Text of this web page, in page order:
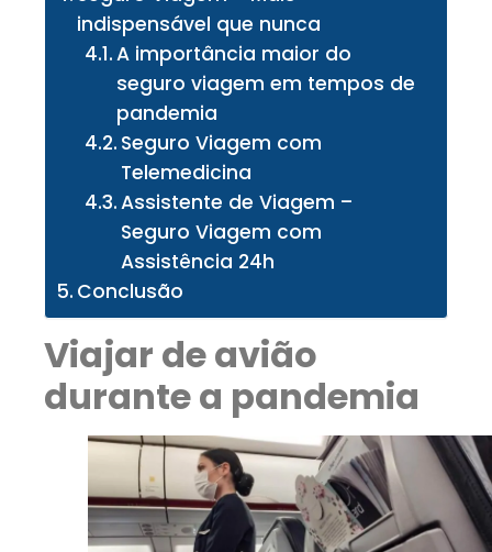
indispensável que nunca
A importância maior do
seguro viagem em tempos de
pandemia
Seguro Viagem com
Telemedicina
Assistente de Viagem –
Seguro Viagem com
Assistência 24h
Conclusão
Viajar de avião
durante a pandemia